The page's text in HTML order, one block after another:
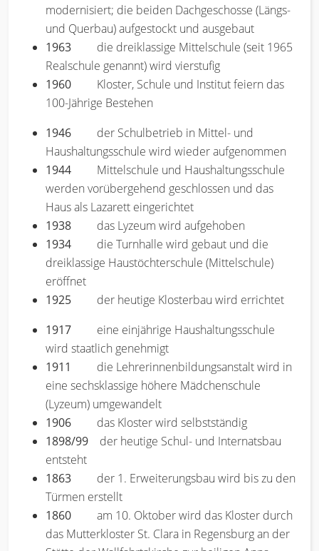
modernisiert; die beiden Dachgeschosse (Längs-
und Querbau) aufgestockt und ausgebaut
1963 die dreiklassige Mittelschule (seit 1965
Realschule genannt) wird vierstufig
1960 Kloster, Schule und Institut feiern das
100-Jährige Bestehen
1946 der Schulbetrieb in Mittel- und
Haushaltungsschule wird wieder aufgenommen
1944 Mittelschule und Haushaltungsschule
werden vorübergehend geschlossen und das
Haus als Lazarett eingerichtet
1938 das Lyzeum wird aufgehoben
1934 die Turnhalle wird gebaut und die
dreiklassige Haustöchterschule (Mittelschule)
eröffnet
1925 der heutige Klosterbau wird errichtet
1917 eine einjährige Haushaltungsschule
wird staatlich genehmigt
1911 die Lehrerinnenbildungsanstalt wird in
eine sechsklassige höhere Mädchenschule
(Lyzeum) umgewandelt
1906 das Kloster wird selbstständig
1898/99 der heutige Schul- und Internatsbau
entsteht
1863 der 1. Erweiterungsbau wird bis zu den
Türmen erstellt
1860
am 10. Oktober wird das Kloster durch
das Mutterkloster St. Clara in Regensburg an der